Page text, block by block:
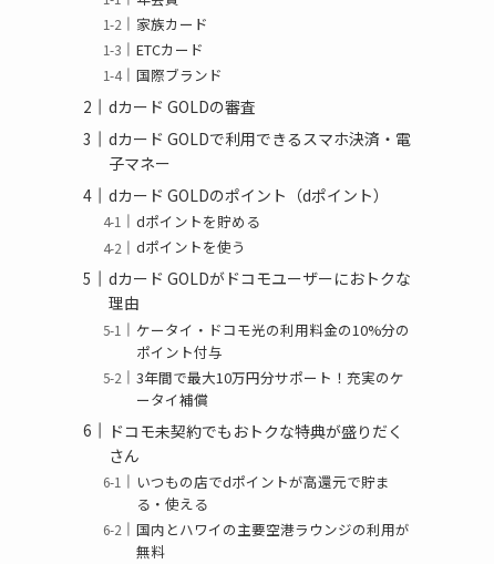
家族カード
ETCカード
国際ブランド
dカード GOLDの審査
dカード GOLDで利用できるスマホ決済・電
子マネー
dカード GOLDのポイント（dポイント）
dポイントを貯める
dポイントを使う
dカード GOLDがドコモユーザーにおトクな
理由
ケータイ・ドコモ光の利用料金の10%分の
ポイント付与
3年間で最大10万円分サポート！充実のケ
ータイ補償
ドコモ未契約でもおトクな特典が盛りだく
さん
いつもの店でdポイントが高還元で貯ま
る・使える
国内とハワイの主要空港ラウンジの利用が
無料